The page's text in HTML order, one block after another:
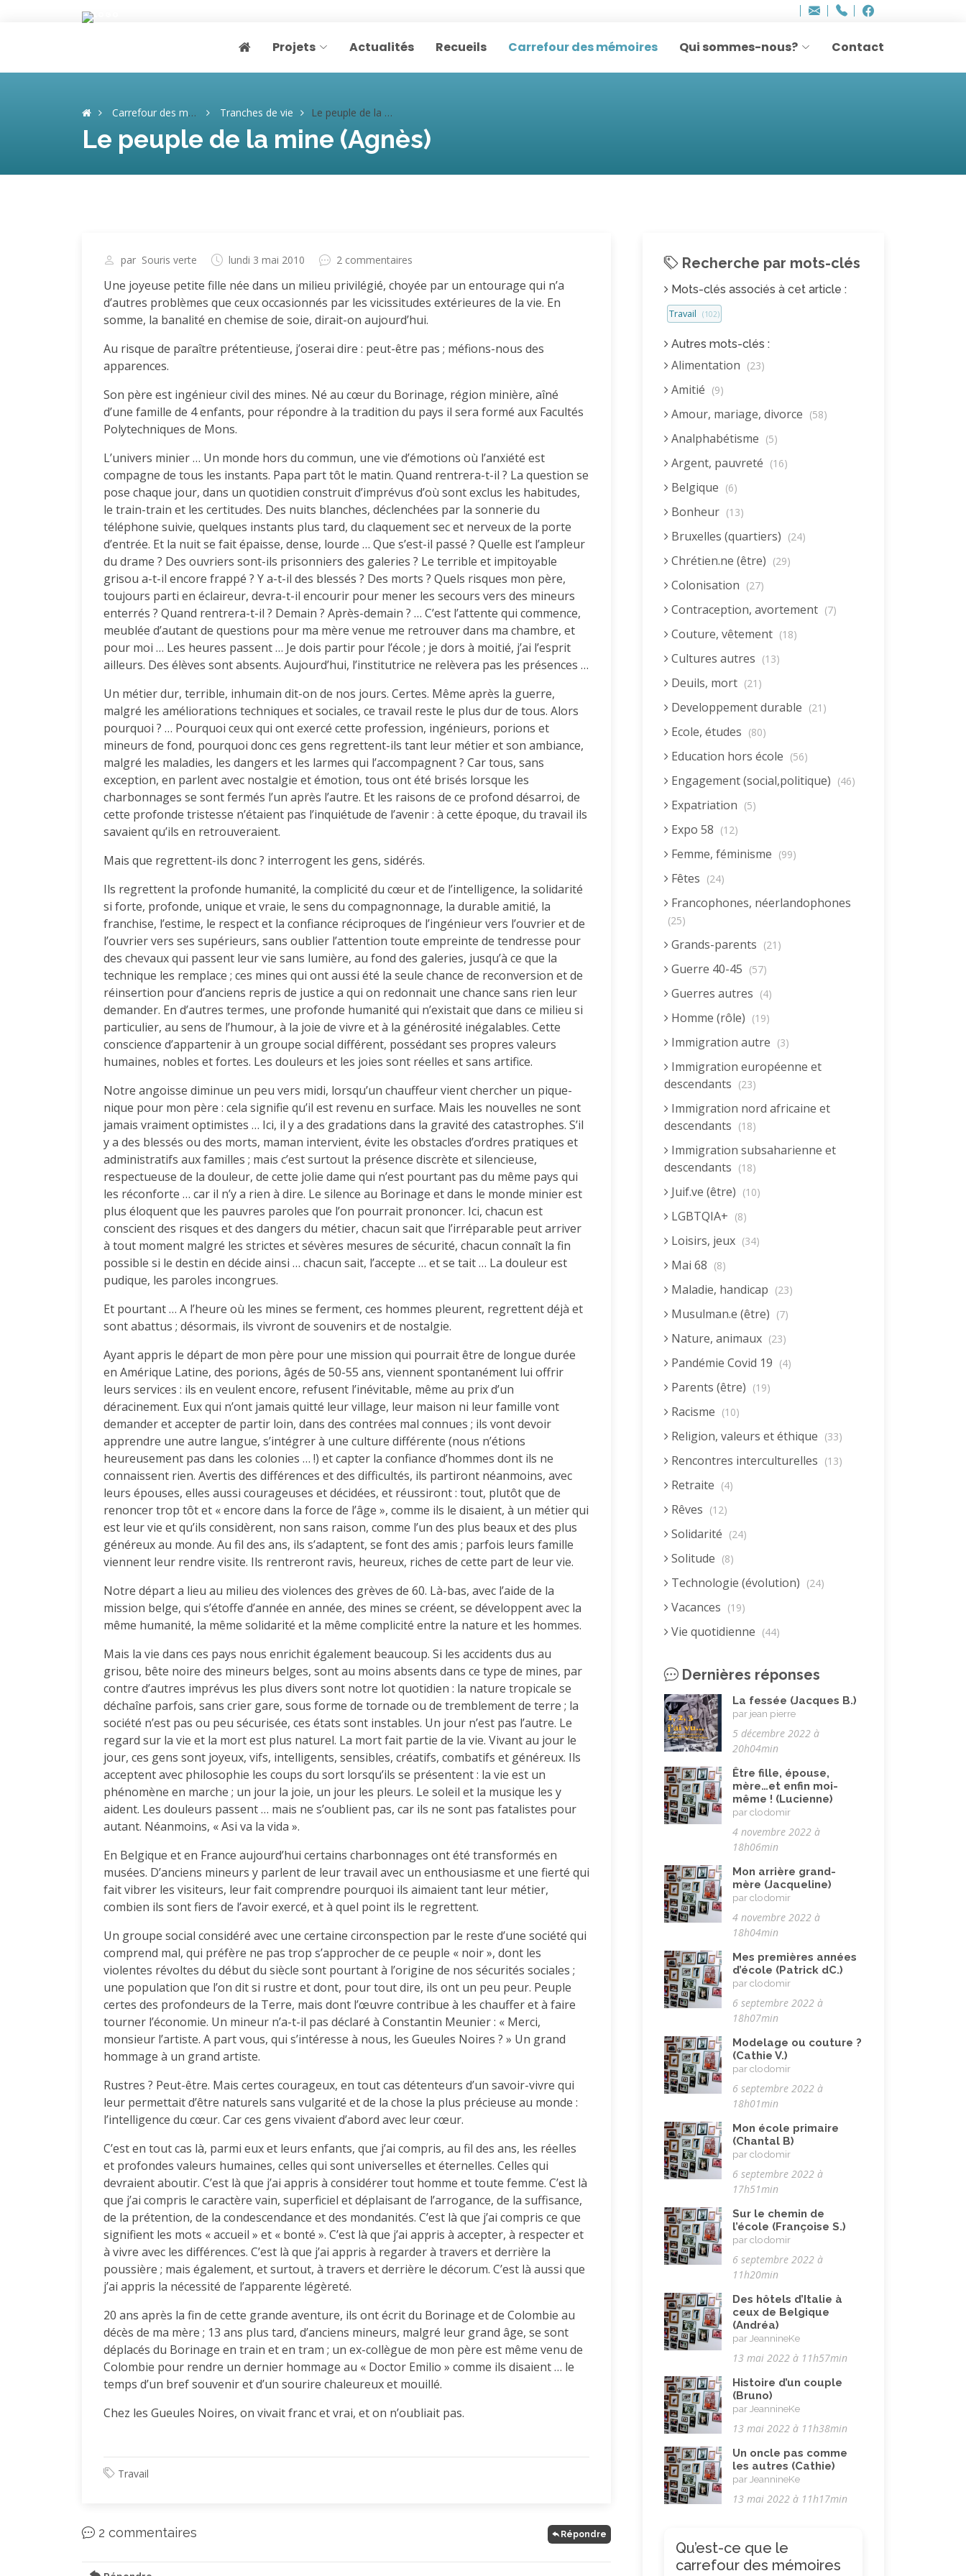
Adresse
mail
info..hâthe..
Tel.
Tel.
Page home
Projets Actualités Recueils Carrefour des mémoires Qui sommes-nous? Contact
Carrefour des mémoires Tranches de vie Le peuple de la mine (Agnès)
Le peuple de la mine (Agnès)
par Souris verte lundi 3 mai 2010 2 commentaires
Une joyeuse petite fille née dans un milieu privilégié, choyée par un entourage qui n’a
d’autres problèmes que ceux occasionnés par les vicissitudes extérieures de la vie. En
somme, la banalité en chemise de soie, dirait-on aujourd’hui.
Au risque de paraître prétentieuse, j’oserai dire : peut-être pas ; méfions-nous des
apparences.
Son père est ingénieur civil des mines. Né au cœur du Borinage, région minière, aîné
d’une famille de 4 enfants, pour répondre à la tradition du pays il sera formé aux Facultés
Polytechniques de Mons.
L’univers minier … Un monde hors du commun, une vie d’émotions où l’anxiété est
compagne de tous les instants. Papa part tôt le matin. Quand rentrera-t-il ? La question se
pose chaque jour, dans un quotidien construit d’imprévus d’où sont exclus les habitudes,
le train-train et les certitudes. Des nuits blanches, déclenchées par la sonnerie du
téléphone suivie, quelques instants plus tard, du claquement sec et nerveux de la porte
d’entrée. Et la nuit se fait épaisse, dense, lourde … Que s’est-il passé ? Quelle est l’ampleur
du drame ? Des ouvriers sont-ils prisonniers des galeries ? Le terrible et impitoyable
grisou a-t-il encore frappé ? Y a-t-il des blessés ? Des morts ? Quels risques mon père,
toujours parti en éclaireur, devra-t-il encourir pour mener les secours vers des mineurs
enterrés ? Quand rentrera-t-il ? Demain ? Après-demain ? … C’est l’attente qui commence,
meublée d’autant de questions pour ma mère venue me retrouver dans ma chambre, et
pour moi … Les heures passent … Je dois partir pour l’école ; je dors à moitié, j’ai l’esprit
ailleurs. Des élèves sont absents. Aujourd’hui, l’institutrice ne relèvera pas les présences …
Un métier dur, terrible, inhumain dit-on de nos jours. Certes. Même après la guerre,
malgré les améliorations techniques et sociales, ce travail reste le plus dur de tous. Alors
pourquoi ? … Pourquoi ceux qui ont exercé cette profession, ingénieurs, porions et
mineurs de fond, pourquoi donc ces gens regrettent-ils tant leur métier et son ambiance,
malgré les maladies, les dangers et les larmes qui l’accompagnent ? Car tous, sans
exception, en parlent avec nostalgie et émotion, tous ont été brisés lorsque les
charbonnages se sont fermés l’un après l’autre. Et les raisons de ce profond désarroi, de
cette profonde tristesse n’étaient pas l’inquiétude de l’avenir : à cette époque, du travail ils
savaient qu’ils en retrouveraient.
Mais que regrettent-ils donc ? interrogent les gens, sidérés.
Ils regrettent la profonde humanité, la complicité du cœur et de l’intelligence, la solidarité
si forte, profonde, unique et vraie, le sens du compagnonnage, la durable amitié, la
franchise, l’estime, le respect et la confiance réciproques de l’ingénieur vers l’ouvrier et de
l’ouvrier vers ses supérieurs, sans oublier l’attention toute empreinte de tendresse pour
des chevaux qui passent leur vie sans lumière, au fond des galeries, jusqu’à ce que la
technique les remplace ; ces mines qui ont aussi été la seule chance de reconversion et de
réinsertion pour d’anciens repris de justice a qui on redonnait une chance sans rien leur
demander. En d’autres termes, une profonde humanité qui n’existait que dans ce milieu si
particulier, au sens de l’humour, à la joie de vivre et à la générosité inégalables. Cette
conscience d’appartenir à un groupe social différent, possédant ses propres valeurs
humaines, nobles et fortes. Les douleurs et les joies sont réelles et sans artifice.
Notre angoisse diminue un peu vers midi, lorsqu’un chauffeur vient chercher un pique-
nique pour mon père : cela signifie qu’il est revenu en surface. Mais les nouvelles ne sont
jamais vraiment optimistes … Ici, il y a des gradations dans la gravité des catastrophes. S’il
y a des blessés ou des morts, maman intervient, évite les obstacles d’ordres pratiques et
administratifs aux familles ; mais c’est surtout la présence discrète et silencieuse,
respectueuse de la douleur, de cette jolie dame qui n’est pourtant pas du même pays qui
les réconforte … car il n’y a rien à dire. Le silence au Borinage et dans le monde minier est
plus éloquent que les pauvres paroles que l’on pourrait prononcer. Ici, chacun est
conscient des risques et des dangers du métier, chacun sait que l’irréparable peut arriver
à tout moment malgré les strictes et sévères mesures de sécurité, chacun connaît la fin
possible si le destin en décide ainsi … chacun sait, l’accepte … et se tait … La douleur est
pudique, les paroles incongrues.
Et pourtant … A l’heure où les mines se ferment, ces hommes pleurent, regrettent déjà et
sont abattus ; désormais, ils vivront de souvenirs et de nostalgie.
Ayant appris le départ de mon père pour une mission qui pourrait être de longue durée
en Amérique Latine, des porions, âgés de 50-55 ans, viennent spontanément lui offrir
leurs services : ils en veulent encore, refusent l’inévitable, même au prix d’un
déracinement. Eux qui n’ont jamais quitté leur village, leur maison ni leur famille vont
demander et accepter de partir loin, dans des contrées mal connues ; ils vont devoir
apprendre une autre langue, s’intégrer à une culture différente (nous n’étions
heureusement pas dans les colonies … !) et capter la confiance d’hommes dont ils ne
connaissent rien. Avertis des différences et des difficultés, ils partiront néanmoins, avec
leurs épouses, elles aussi courageuses et décidées, et réussiront : tout, plutôt que de
renoncer trop tôt et « encore dans la force de l’âge », comme ils le disaient, à un métier qui
est leur vie et qu’ils considèrent, non sans raison, comme l’un des plus beaux et des plus
généreux au monde. Au fil des ans, ils s’adaptent, se font des amis ; parfois leurs famille
viennent leur rendre visite. Ils rentreront ravis, heureux, riches de cette part de leur vie.
Notre départ a lieu au milieu des violences des grèves de 60. Là-bas, avec l’aide de la
mission belge, qui s’étoffe d’année en année, des mines se créent, se développent avec la
même humanité, la même solidarité et la même complicité entre la nature et les hommes.
Mais la vie dans ces pays nous enrichit également beaucoup. Si les accidents dus au
grisou, bête noire des mineurs belges, sont au moins absents dans ce type de mines, par
contre d’autres imprévus les plus divers sont notre lot quotidien : la nature tropicale se
déchaîne parfois, sans crier gare, sous forme de tornade ou de tremblement de terre ; la
société n’est pas ou peu sécurisée, ces états sont instables. Un jour n’est pas l’autre. Le
regard sur la vie et la mort est plus naturel. La mort fait partie de la vie. Vivant au jour le
jour, ces gens sont joyeux, vifs, intelligents, sensibles, créatifs, combatifs et généreux. Ils
acceptent avec philosophie les coups du sort lorsqu’ils se présentent : la vie est un
phénomène en marche ; un jour la joie, un jour les pleurs. Le soleil et la musique les y
aident. Les douleurs passent … mais ne s’oublient pas, car ils ne sont pas fatalistes pour
autant. Néanmoins, « Asi va la vida ».
En Belgique et en France aujourd’hui certains charbonnages ont été transformés en
musées. D’anciens mineurs y parlent de leur travail avec un enthousiasme et une fierté qui
fait vibrer les visiteurs, leur fait comprendre pourquoi ils aimaient tant leur métier,
combien ils sont fiers de l’avoir exercé, et à quel point ils le regrettent.
Un groupe social considéré avec une certaine circonspection par le reste d’une société qui
comprend mal, qui préfère ne pas trop s’approcher de ce peuple « noir », dont les
violentes révoltes du début du siècle sont pourtant à l’origine de nos sécurités sociales ;
une population que l’on dit si rustre et dont, pour tout dire, ils ont un peu peur. Peuple
certes des profondeurs de la Terre, mais dont l’œuvre contribue à les chauffer et à faire
tourner l’économie. Un mineur n’a-t-il pas déclaré à Constantin Meunier : « Merci,
monsieur l’artiste. A part vous, qui s’intéresse à nous, les Gueules Noires ? » Un grand
hommage à un grand artiste.
Rustres ? Peut-être. Mais certes courageux, en tout cas détenteurs d’un savoir-vivre qui
leur permettait d’être naturels sans vulgarité et de la chose la plus précieuse au monde :
l’intelligence du cœur. Car ces gens vivaient d’abord avec leur cœur.
C’est en tout cas là, parmi eux et leurs enfants, que j’ai compris, au fil des ans, les réelles
et profondes valeurs humaines, celles qui sont universelles et éternelles. Celles qui
devraient aboutir. C’est là que j’ai appris à considérer tout homme et toute femme. C’est là
que j’ai compris le caractère vain, superficiel et déplaisant de l’arrogance, de la suffisance,
de la prétention, de la condescendance et des mondanités. C’est là que j’ai compris ce que
signifient les mots « accueil » et « bonté ». C’est là que j’ai appris à accepter, à respecter et
à vivre avec les différences. C’est là que j’ai appris à regarder à travers et derrière la
poussière ; mais également, et surtout, à travers et derrière le décorum. C’est là aussi que
j’ai appris la nécessité de l’apparente légèreté.
20 ans après la fin de cette grande aventure, ils ont écrit du Borinage et de Colombie au
décès de ma mère ; 13 ans plus tard, d’anciens mineurs, malgré leur grand âge, se sont
déplacés du Borinage en train et en tram ; un ex-collègue de mon père est même venu de
Colombie pour rendre un dernier hommage au « Doctor Emilio » comme ils disaient … le
temps d’un bref souvenir et d’un sourire chaleureux et mouillé.
Chez les Gueules Noires, on vivait franc et vrai, et on n’oubliait pas.
Travail
2 commentaires Répondre
Recherche par mots-clés
Mots-clés associés à cet article :
Travail (102)
Autres mots-clés :
Alimentation (23)
Amitié (9)
Amour, mariage, divorce (58)
Analphabétisme (5)
Argent, pauvreté (16)
Belgique (6)
Bonheur (13)
Bruxelles (quartiers) (24)
Chrétien.ne (être) (29)
Colonisation (27)
Contraception, avortement (7)
Couture, vêtement (18)
Cultures autres (13)
Deuils, mort (21)
Developpement durable (21)
Ecole, études (80)
Education hors école (56)
Engagement (social,politique) (46)
Expatriation (5)
Expo 58 (12)
Femme, féminisme (99)
Fêtes (24)
Francophones, néerlandophones
(25)
Grands-parents (21)
Guerre 40-45 (57)
Guerres autres (4)
Homme (rôle) (19)
Immigration autre (3)
Immigration européenne et
descendants (23)
Immigration nord africaine et
descendants (18)
Immigration subsaharienne et
descendants (18)
Juif.ve (être) (10)
LGBTQIA+ (8)
Loisirs, jeux (34)
Mai 68 (8)
Maladie, handicap (23)
Musulman.e (être) (7)
Nature, animaux (23)
Pandémie Covid 19 (4)
Parents (être) (19)
Racisme (10)
Religion, valeurs et éthique (33)
Rencontres interculturelles (13)
Retraite (4)
Rêves (12)
Solidarité (24)
Solitude (8)
Technologie (évolution) (24)
Vacances (19)
Vie quotidienne (44)
Voyages (38)
Dernières réponses
La fessée (Jacques B.)
par jean pierre
5 décembre 2022 à
20h04min
Être fille, épouse,
mère…et enfin moi-
même ! (Lucienne)
par clodomir
4 novembre 2022 à
18h06min
Mon arrière grand-
mère (Jacqueline)
par clodomir
4 novembre 2022 à
18h04min
Mes premières années
d’école (Patrick dC.)
par clodomir
6 septembre 2022 à
18h07min
Modelage ou couture ?
(Cathie V.)
par clodomir
6 septembre 2022 à
18h01min
Mon école primaire
(Chantal B)
par clodomir
6 septembre 2022 à
17h51min
Sur le chemin de
l’école (Françoise S.)
par clodomir
6 septembre 2022 à
11h20min
Des hôtels d’Italie à
ceux de Belgique
(Andréa)
par JeannineKe
13 mai 2022 à 11h57min
Histoire d’un couple
(Bruno)
par JeannineKe
13 mai 2022 à 11h38min
Un oncle pas comme
les autres (Cathie)
par JeannineKe
13 mai 2022 à 11h17min
Qu’est-ce que le
carrefour des mémoires